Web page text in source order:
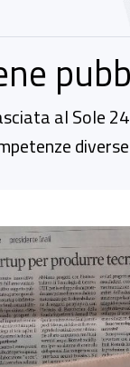
al Sole